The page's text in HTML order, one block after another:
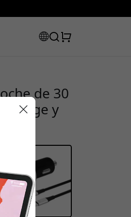
de 30
Charge y